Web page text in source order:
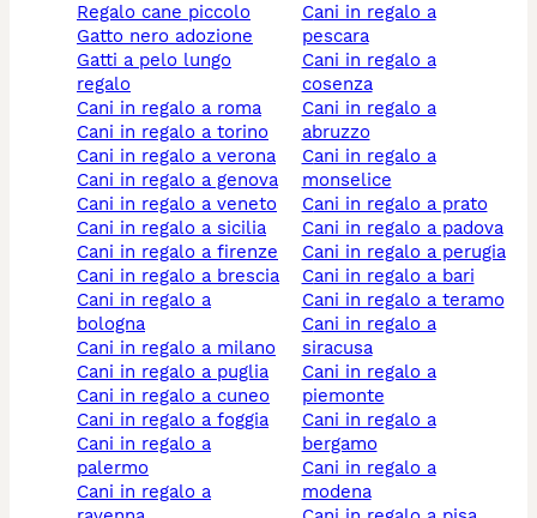
regalo cane piccolo
gatto nero adozione
gatti a pelo lungo
regalo
cani in regalo a roma
cani in regalo a torino
cani in regalo a verona
cani in regalo a genova
cani in regalo a veneto
cani in regalo a sicilia
cani in regalo a firenze
cani in regalo a brescia
cani in regalo a
bologna
cani in regalo a milano
cani in regalo a puglia
cani in regalo a cuneo
cani in regalo a foggia
cani in regalo a
palermo
cani in regalo a
cani in regalo a
pescara
cani in regalo a
cosenza
cani in regalo a
abruzzo
cani in regalo a
monselice
cani in regalo a prato
cani in regalo a padova
cani in regalo a perugia
cani in regalo a bari
cani in regalo a teramo
cani in regalo a
siracusa
cani in regalo a
piemonte
cani in regalo a
bergamo
cani in regalo a
modena